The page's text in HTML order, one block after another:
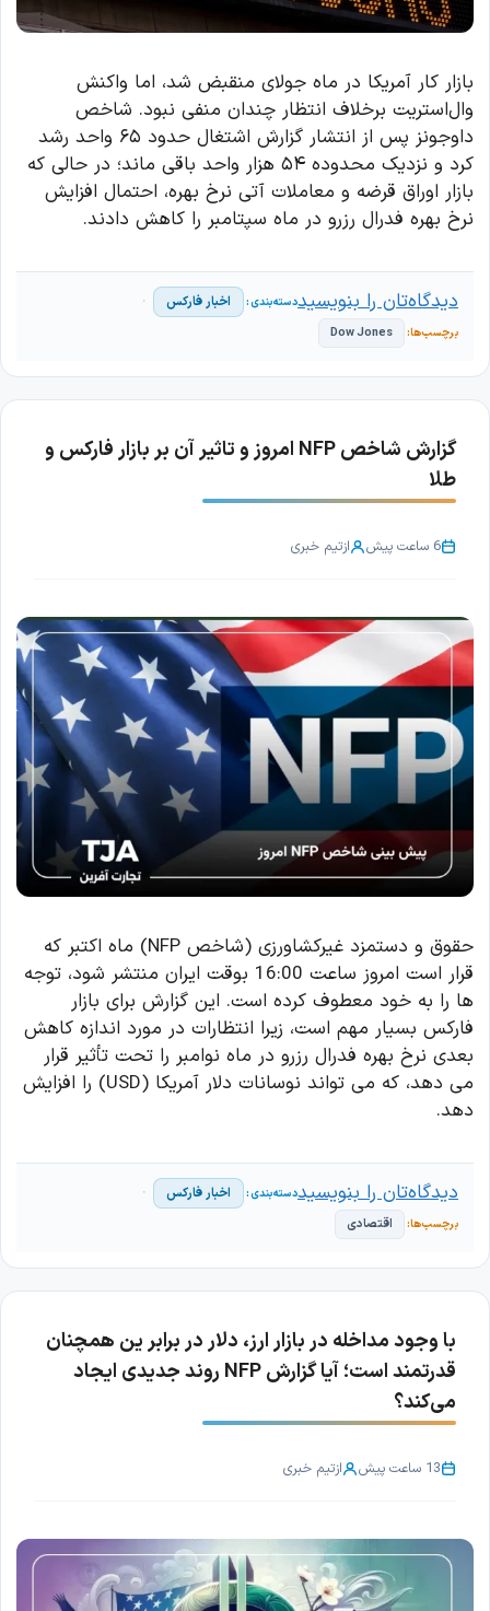
بازار کار آمریکا در ماه جولای منقبض شد، اما واکنش
وال‌استریت برخلاف انتظار چندان منفی نبود. شاخص
داوجونز پس از انتشار گزارش اشتغال حدود ۶۵ واحد رشد
کرد و نزدیک محدوده ۵۴ هزار واحد باقی ماند؛ در حالی که
بازار اوراق قرضه و معاملات آتی نرخ بهره، احتمال افزایش
نرخ بهره فدرال رزرو در ماه سپتامبر را کاهش دادند.
اخبار فارکس
Dow Jones
دیدگاه‌تان را بنویسید
گزارش شاخص NFP امروز و تاثیر آن بر بازار فارکس و
طلا
6 ساعت پیش ازتیم خبری
حقوق و دستمزد غیرکشاورزی (شاخص NFP) ماه اکتبر که
قرار است امروز ساعت 16:00 بوقت ایران منتشر شود، توجه
ها را به خود معطوف کرده است. این گزارش برای بازار
فارکس بسیار مهم است، زیرا انتظارات در مورد اندازه کاهش
بعدی نرخ بهره فدرال رزرو در ماه نوامبر را تحت تأثیر قرار
می دهد، که می تواند نوسانات دلار آمریکا (USD) را افزایش
دهد.
اخبار فارکس
اقتصادی
دیدگاه‌تان را بنویسید
با وجود مداخله در بازار ارز، دلار در برابر ین همچنان
قدرتمند است؛ آیا گزارش NFP روند جدیدی ایجاد
می‌کند؟
13 ساعت پیش ازتیم خبری